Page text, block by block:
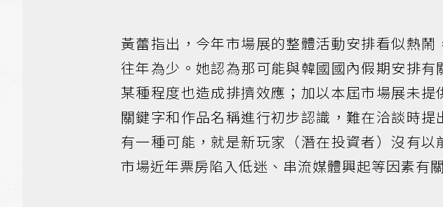
黃蕾指出，今年市場展的整體活動安排看似熱
往年為少。她認為那可能與韓國國內假期安排
某種程度也造成排擠效應；加以本屆市場展未
關鍵字和作品名稱進行初步認識，難在洽談時
有一種可能，就是新玩家（潛在投資者）沒有
市場近年票房陷入低迷、串流媒體興起等因素有